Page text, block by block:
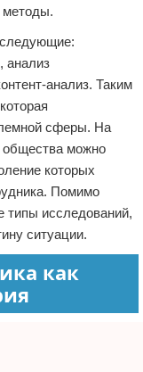
методы.
анализ
анализ. Таким
сферы. На
общества можно
которых
Помимо
типы исследований,
ситуации.
как